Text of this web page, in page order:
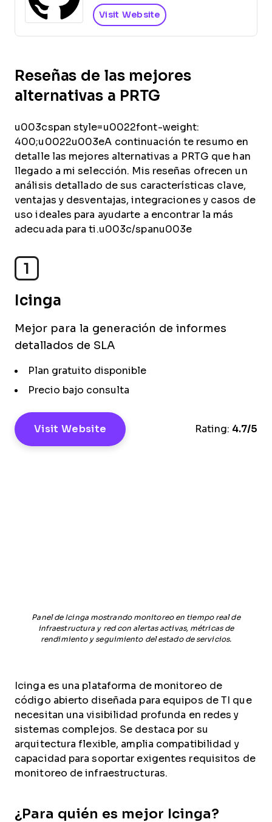
Visit Website
Reseñas de las mejores
alternativas a PRTG
u003cspan style=u0022font-weight:
400;u0022u003eA continuación te resumo en
detalle las mejores alternativas a PRTG que han
llegado a mi selección. Mis reseñas ofrecen un
análisis detallado de sus características clave,
ventajas y desventajas, integraciones y casos de
uso ideales para ayudarte a encontrar la más
adecuada para ti.u003c/spanu003e
1
Icinga
Mejor para la generación de informes
detallados de SLA
Plan gratuito disponible
Precio bajo consulta
Visit Website Rating: 4.7/5
Panel de Icinga mostrando monitoreo en tiempo real de
infraestructura y red con alertas activas, métricas de
rendimiento y seguimiento del estado de servicios.
Icinga es una plataforma de monitoreo de
código abierto diseñada para equipos de TI que
necesitan una visibilidad profunda en redes y
sistemas complejos. Se destaca por su
arquitectura flexible, amplia compatibilidad y
capacidad para soportar exigentes requisitos de
monitoreo de infraestructuras.
¿Para quién es mejor Icinga?